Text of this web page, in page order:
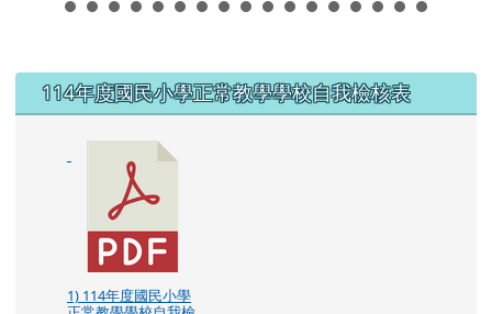
114年度國民小學正常教學學校自我檢核表
1) 114年度國民小學
正常教學學校自我檢
核表.pdf